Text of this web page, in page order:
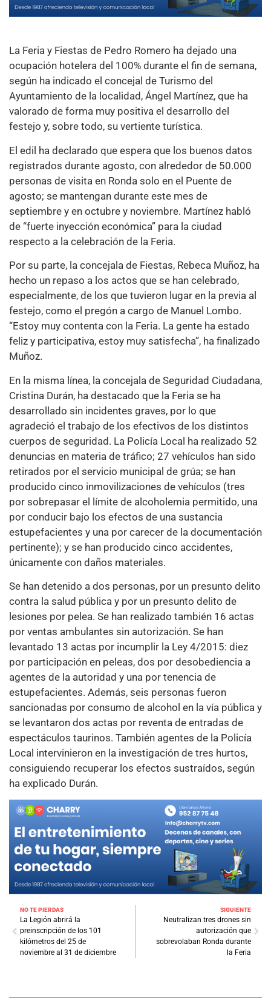
La Feria y Fiestas de Pedro Romero ha dejado una
ocupación hotelera del 100% durante el fin de semana,
según ha indicado el concejal de Turismo del
Ayuntamiento de la localidad, Ángel Martínez, que ha
valorado de forma muy positiva el desarrollo del
festejo y, sobre todo, su vertiente turística.
El edil ha declarado que espera que los buenos datos
registrados durante agosto, con alrededor de 50.000
personas de visita en Ronda solo en el Puente de
agosto; se mantengan durante este mes de
septiembre y en octubre y noviembre. Martínez habló
de “fuerte inyección económica” para la ciudad
respecto a la celebración de la Feria.
Por su parte, la concejala de Fiestas, Rebeca Muñoz, ha
hecho un repaso a los actos que se han celebrado,
especialmente, de los que tuvieron lugar en la previa al
festejo, como el pregón a cargo de Manuel Lombo.
“Estoy muy contenta con la Feria. La gente ha estado
feliz y participativa, estoy muy satisfecha”, ha finalizado
Muñoz.
En la misma línea, la concejala de Seguridad Ciudadana,
Cristina Durán, ha destacado que la Feria se ha
desarrollado sin incidentes graves, por lo que
agradeció el trabajo de los efectivos de los distintos
cuerpos de seguridad. La Policía Local ha realizado 52
denuncias en materia de tráfico; 27 vehículos han sido
retirados por el servicio municipal de grúa; se han
producido cinco inmovilizaciones de vehículos (tres
por sobrepasar el límite de alcoholemia permitido, una
por conducir bajo los efectos de una sustancia
estupefacientes y una por carecer de la documentación
pertinente); y se han producido cinco accidentes,
únicamente con daños materiales.
Se han detenido a dos personas, por un presunto delito
contra la salud pública y por un presunto delito de
lesiones por pelea. Se han realizado también 16 actas
por ventas ambulantes sin autorización. Se han
levantado 13 actas por incumplir la Ley 4/2015: diez
por participación en peleas, dos por desobediencia a
agentes de la autoridad y una por tenencia de
estupefacientes. Además, seis personas fueron
sancionadas por consumo de alcohol en la vía pública y
se levantaron dos actas por reventa de entradas de
espectáculos taurinos. También agentes de la Policía
Local intervinieron en la investigación de tres hurtos,
consiguiendo recuperar los efectos sustraídos, según
ha explicado Durán.
NO TE PIERDAS
La Legión abrirá la
preinscripción de los 101
kilómetros del 25 de
noviembre al 31 de diciembre
SIGUIENTE
Neutralizan tres drones sin
autorización que
sobrevolaban Ronda durante
la Feria